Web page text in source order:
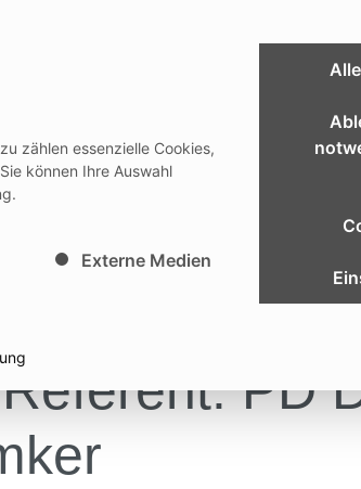
HUB
Newsletter Download
PD
zählen essenzielle Cookies,
können Ihre Auswahl
Gruppe ist essenziell und kann
Externe Medien